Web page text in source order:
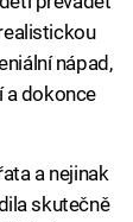
nápad,
dokonce
a nejinak
skutečně